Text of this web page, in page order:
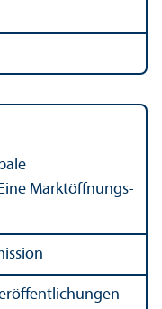
Markt­öffnungs­